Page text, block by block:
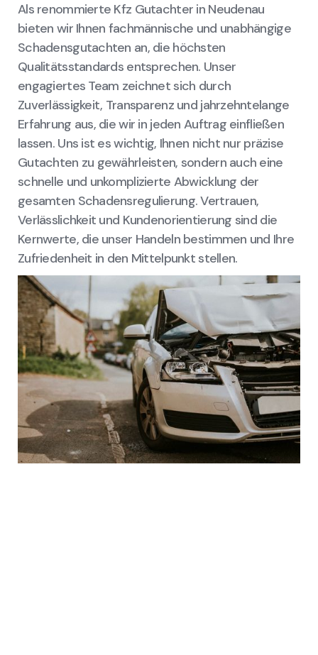
Als renommierte Kfz Gutachter in Neudenau
bieten wir Ihnen fachmännische und unabhängige
Schadensgutachten an, die höchsten
Qualitätsstandards entsprechen. Unser
engagiertes Team zeichnet sich durch
Zuverlässigkeit, Transparenz und jahrzehntelange
Erfahrung aus, die wir in jeden Auftrag einfließen
lassen. Uns ist es wichtig, Ihnen nicht nur präzise
Gutachten zu gewährleisten, sondern auch eine
schnelle und unkomplizierte Abwicklung der
gesamten Schadensregulierung. Vertrauen,
Verlässlichkeit und Kundenorientierung sind die
Kernwerte, die unser Handeln bestimmen und Ihre
Zufriedenheit in den Mittelpunkt stellen.